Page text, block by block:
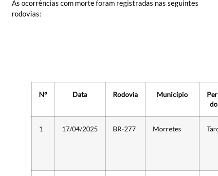
As ocorrências com morte foram registradas nas seguintes
rodovias:
Nº Data Rodovia Município
1 17/04/2025 BR-277 Morretes